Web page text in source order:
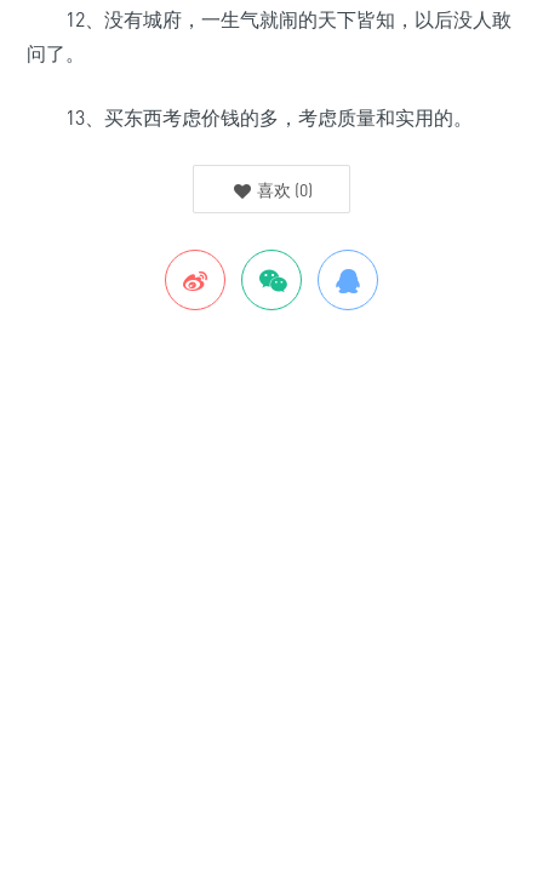
12、没有城府，一生气就闹的天下皆知，以后没人敢
问了。
13、买东西考虑价钱的多，考虑质量和实用的。
喜欢 (0)